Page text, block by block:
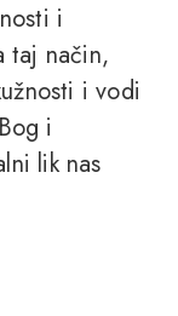
i
taj način,
i vodi
i
lik nas